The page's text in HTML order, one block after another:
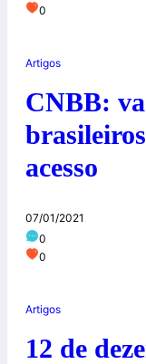
0
Artigos
CNBB:
acesso
07/01/2021
0
0
Artigos
12 de